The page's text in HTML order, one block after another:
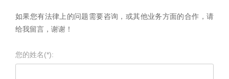
如果您有法律上的问题需要咨询，或其他业务方面的合作，请
给我留言，谢谢！
您的姓名(*):